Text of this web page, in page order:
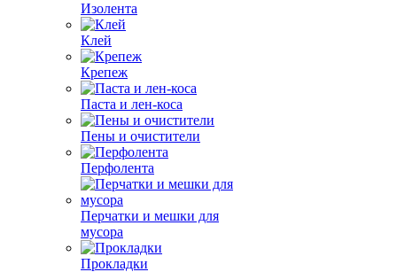
Изолента
Клей
Крепеж
Паста и лен-коса
Пены и очистители
Перфолента
Перчатки и мешки для
мусора
Прокладки